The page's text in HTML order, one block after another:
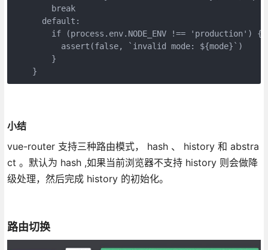
        break
      default:
        if (process.env.NODE_ENV !== 'production') {
          assert(false, `invalid mode: ${mode}`)
        }
    }
小结
vue-router 支持三种路由模式， hash 、 history 和 abstra
ct 。默认为 hash ,如果当前浏览器不支持 history 则会做降
级处理，然后完成 history 的初始化。
路由切换